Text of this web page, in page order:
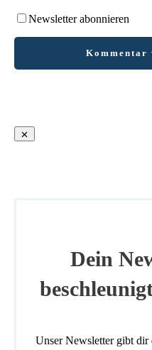
Newsletter abonnieren
Kommentar
Dein
Unser Newsletter gibt dir